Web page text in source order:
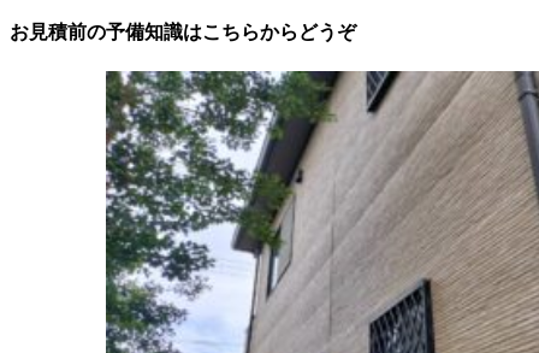
お見積前の予備知識はこちらからどうぞ